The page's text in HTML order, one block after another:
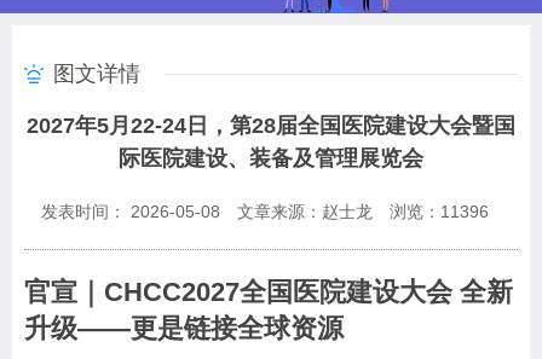
图文详情
2027年5月22-24日，第28届全国医院建设大会暨国
际医院建设、装备及管理展览会
发表时间： 2026-05-08 文章来源：赵士龙 浏览： 11396
官宣｜CHCC2027全国医院建设大会 全新
升级——更是链接全球资源